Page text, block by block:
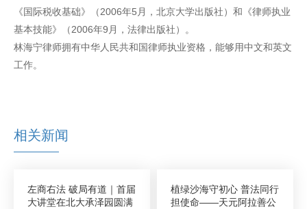
《国际税收基础》（2006年5月，北京大学出版社）和《律师执业
基本技能》（2006年9月，法律出版社）。
林海宁律师拥有中华人民共和国律师执业资格，能够用中文和英文
工作。
相关新闻
左商右法 破局有道｜首届
大讲堂在北大承泽园圆满
植绿沙海守初心 普法同行
担使命——天元阿拉善公